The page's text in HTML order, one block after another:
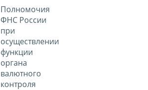
Полномочия
ФНС России
при
осуществлении
функции
органа
валютного
контроля